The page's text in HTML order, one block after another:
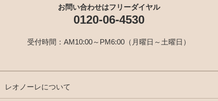
お問い合わせはフリーダイヤル
0120-06-4530
受付時間：AM10:00～PM6:00（月曜日～土曜日）
レオノーレについて